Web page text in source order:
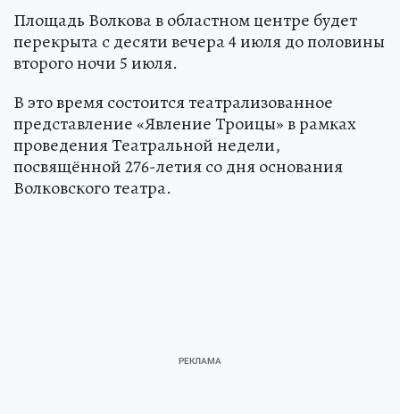
Площадь Волкова в областном центре будет
перекрыта с десяти вечера 4 июля до половины
второго ночи 5 июля.
В это время состоится театрализованное
представление «Явление Троицы» в рамках
проведения Театральной недели,
посвящённой 276-летия со дня основания
Волковского театра.